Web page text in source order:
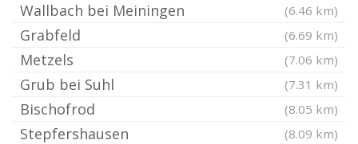
Wallbach bei Meiningen (6.46 km)
Grabfeld (6.69 km)
Metzels (7.06 km)
Grub bei Suhl (7.31 km)
Bischofrod (8.05 km)
Stepfershausen (8.09 km)